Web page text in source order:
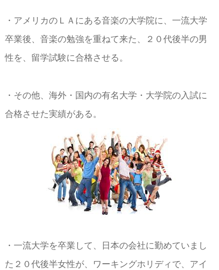
・アメリカのＬＡにある音楽の大学院に、一流大学
卒業後、音楽の勉強を重ねて来た、２０代後半の男
性を、留学試験に合格させる。
・その他、海外・国内の有名大学・大学院の入試に
合格させた実績がある。
・一流大学を卒業して、日本の会社に勤めていまし
た２０代後半女性が、ワーキングホリディで、アイ